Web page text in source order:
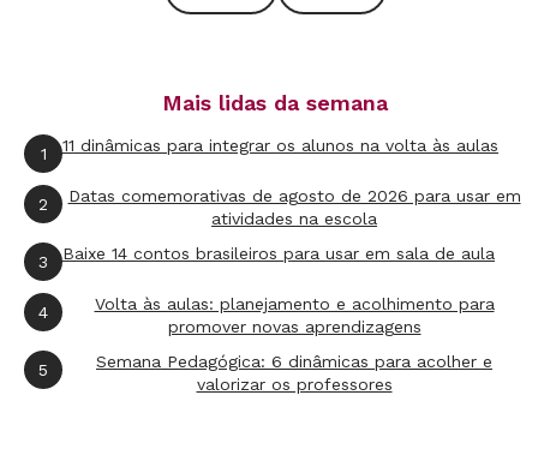
autor: o que o órgão de imprensa que estamos
editorial? O que o título sugere em termos de
assunto e de opinião?
A seguir, a docente parte para a leitura
compartilhada com objetivos claros: entender
qual a opinião defendida e os argumentos que a
sustentam. Para isso, ajuda muito orientar a
classe com um roteiro bem estruturado. Os
textos mais difíceis merecem uma exploração
Mais lidas da semana
1 11 dinâmicas para integrar os alunos na volta às aulas
2
Datas comemorativas de agosto de 2026 para usar em
atividades na escola
3 Baixe 14 contos brasileiros para usar em sala de aula
4
Volta às aulas: planejamento e acolhimento para
promover novas aprendizagens
5
Semana Pedagógica: 6 dinâmicas para acolher e
valorizar os professores